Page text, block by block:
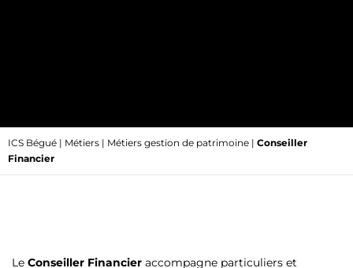
ICS Bégué | Métiers | Métiers gestion de patrimoine | Conseiller
Financier
Le Conseiller Financier accompagne particuliers et